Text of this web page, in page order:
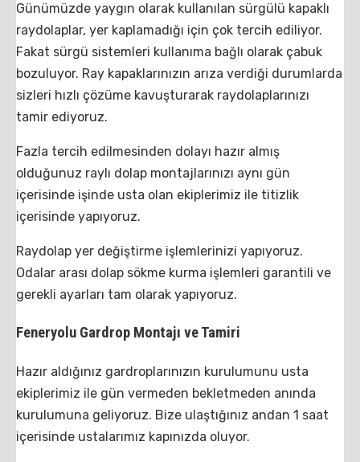
Günümüzde yaygın olarak kullanılan sürgülü kapaklı
raydolaplar, yer kaplamadığı için çok tercih ediliyor.
Fakat sürgü sistemleri kullanıma bağlı olarak çabuk
bozuluyor. Ray kapaklarınızın arıza verdiği durumlarda
sizleri hızlı çözüme kavuşturarak raydolaplarınızı
tamir ediyoruz.
Fazla tercih edilmesinden dolayı hazır almış
olduğunuz raylı dolap montajlarınızı aynı gün
içerisinde işinde usta olan ekiplerimiz ile titizlik
içerisinde yapıyoruz.
Raydolap yer değiştirme işlemlerinizi yapıyoruz.
Odalar arası dolap sökme kurma işlemleri garantili ve
gerekli ayarları tam olarak yapıyoruz.
Feneryolu Gardrop Montajı ve Tamiri
Hazır aldığınız gardroplarınızın kurulumunu usta
ekiplerimiz ile gün vermeden bekletmeden anında
kurulumuna geliyoruz. Bize ulaştığınız andan 1 saat
içerisinde ustalarımız kapınızda oluyor.